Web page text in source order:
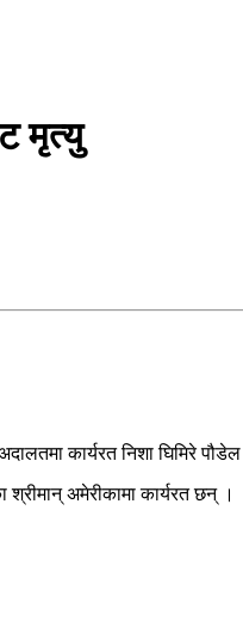
मृत्यु
कार्यरत निशा घिमिरे
अमेरीकामा कार्यरत छन् ।